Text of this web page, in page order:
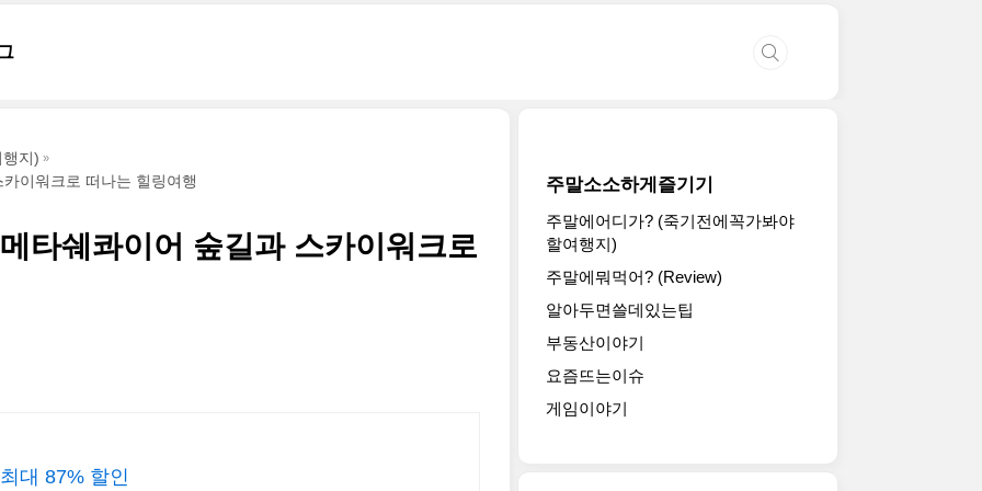
지)
이워크로 떠나는 힐링여행
타쉐콰이어 숲길과 스카이워크로
대 87% 할인
주말소소하게즐기기
주말에어디가? (죽기전에꼭가봐야
할여행지)
주말에뭐먹어? (Review)
알아두면쓸데있는팁
부동산이야기
요즘뜨는이슈
게임이야기